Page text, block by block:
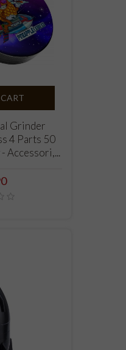
Grinder
4 Parts 50
Accessori,...